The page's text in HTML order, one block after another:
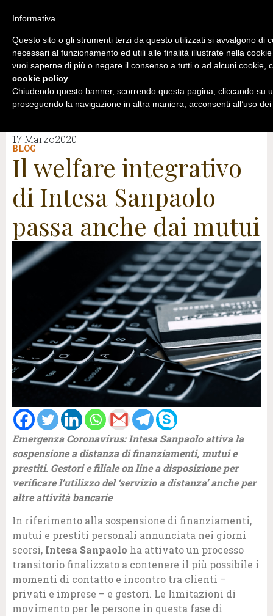
17 Marzo2020
BLOG
Il welfare integrativo
di Intesa Sanpaolo
passa anche dai mutui
Emergenza Coronavirus: Intesa Sanpaolo attiva la
sospensione a distanza di finanziamenti, mutui e
prestiti. Gestori e filiale on line a disposizione per
verificare l’utilizzo del ‘servizio a distanza’ anche per
altre attività bancarie
In riferimento alla sospensione di finanziamenti,
mutui e prestiti personali annunciata nei giorni
scorsi, Intesa Sanpaolo ha attivato un processo
transitorio finalizzato a contenere il più possibile i
momenti di contatto e incontro tra clienti –
privati e imprese – e gestori. Le limitazioni di
movimento per le persone in questa fase di
Informativa
Questo sito o gli strumenti terzi da questo utilizzati si avvalgono di
necessari al funzionamento ed utili alle finalità illustrate nella
vuoi saperne di più o negare il consenso a tutti o ad alcuni cookie,
cookie policy.
Chiudendo questo banner, scorrendo questa pagina, cliccando su
proseguendo la navigazione in altra maniera, acconsenti all’uso